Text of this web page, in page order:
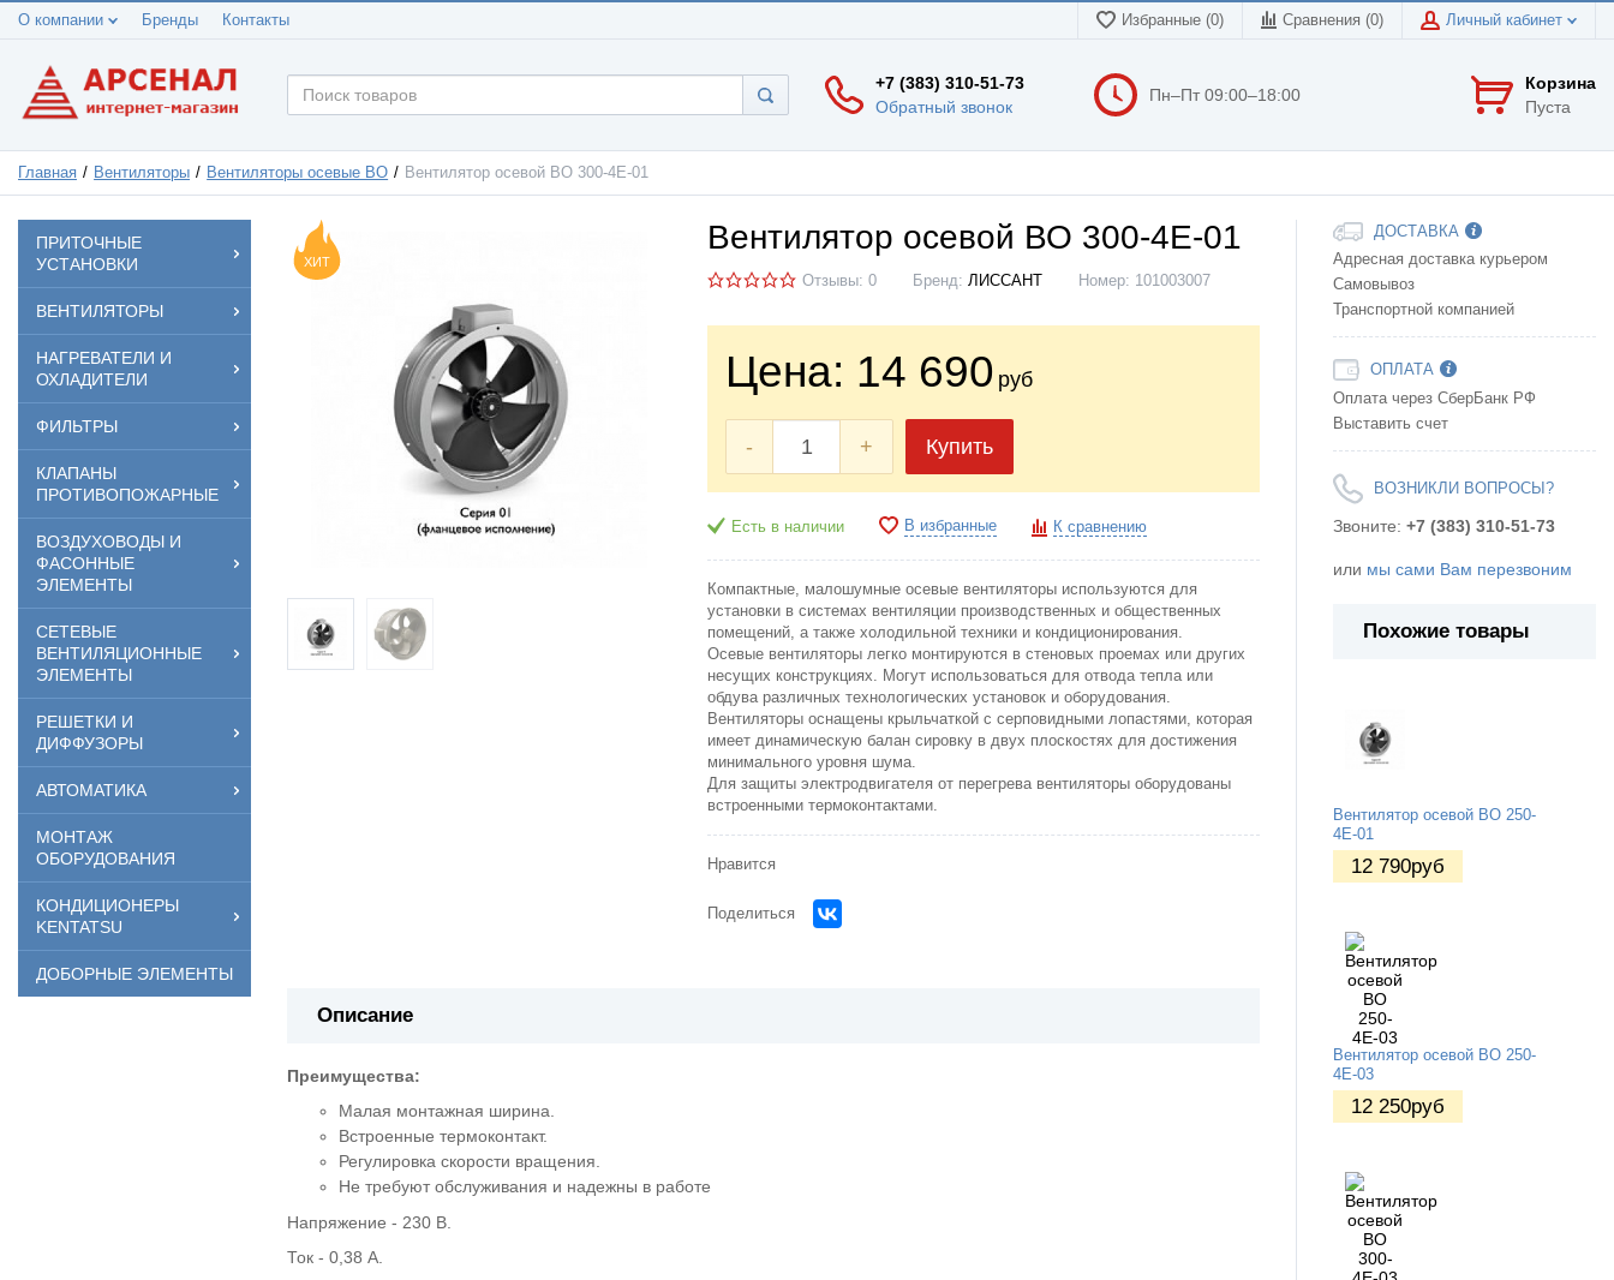
О компании Бренды Контакты Избранные (0) Сравнения (0) Личный кабинет
+7 (383) 310-51-73
Обратный звонок
Пн–Пт 09:00–18:00
Корзина
Пуста
Главная Вентиляторы Вентиляторы осевые ВО Вентилятор осевой ВО 300-4Е-01
ПРИТОЧНЫЕ
УСТАНОВКИ
ВЕНТИЛЯТОРЫ
НАГРЕВАТЕЛИ И
ОХЛАДИТЕЛИ
ФИЛЬТРЫ
КЛАПАНЫ
ПРОТИВОПОЖАРНЫЕ
ВОЗДУХОВОДЫ И
ФАСОННЫЕ
ЭЛЕМЕНТЫ
СЕТЕВЫЕ
ВЕНТИЛЯЦИОННЫЕ
ЭЛЕМЕНТЫ
РЕШЕТКИ И
ДИФФУЗОРЫ
АВТОМАТИКА
МОНТАЖ
ОБОРУДОВАНИЯ
КОНДИЦИОНЕРЫ
KENTATSU
ДОБОРНЫЕ ЭЛЕМЕНТЫ
ХИТ
Вентилятор осевой ВО 300-4Е-01
Отзывы: 0 Бренд: ЛИССАНТ Номер: 101003007
Цена: 14 690 руб
- + Купить
Есть в наличии В избранные К сравнению
Компактные, малошумные осевые вентиляторы используются для
установки в системах вентиляции производственных и общественных
помеще­ний, а также холодильной техники и кондиционирования.
Осевые вентиляторы легко монтируются в стеновых проемах или других
несущих конструкциях. Могут использоваться для отвода тепла или
обдува различных технологических установок и оборудования.
Вентиляторы оснащены крыльчаткой с серповидными лопастями, которая
имеет динамическую балан сировку в двух плоскостях для достижения
минимального уровня шума.
Для защиты электродвигателя от перегрева вентиляторы оборудованы
встроенными термоконтактами.
Нравится
Поделиться
Описание
Преимущества:
Малая монтажная ширина.
Встроенные термоконтакт.
Регулировка скорости вращения.
Не требуют обслуживания и надежны в работе
Напряжение - 230 В.
Ток - 0,38 А.
ДОСТАВКА
Адресная доставка курьером
Самовывоз
Транспортной компанией
ОПЛАТА
Оплата через СберБанк РФ
Выставить счет
ВОЗНИКЛИ ВОПРОСЫ?
Звоните: +7 (383) 310-51-73
или мы сами Вам перезвоним
Похожие товары
Вентилятор осевой ВО 250-
4Е-01
12 790руб
Вентилятор осевой ВО 250-
4Е-03
12 250руб